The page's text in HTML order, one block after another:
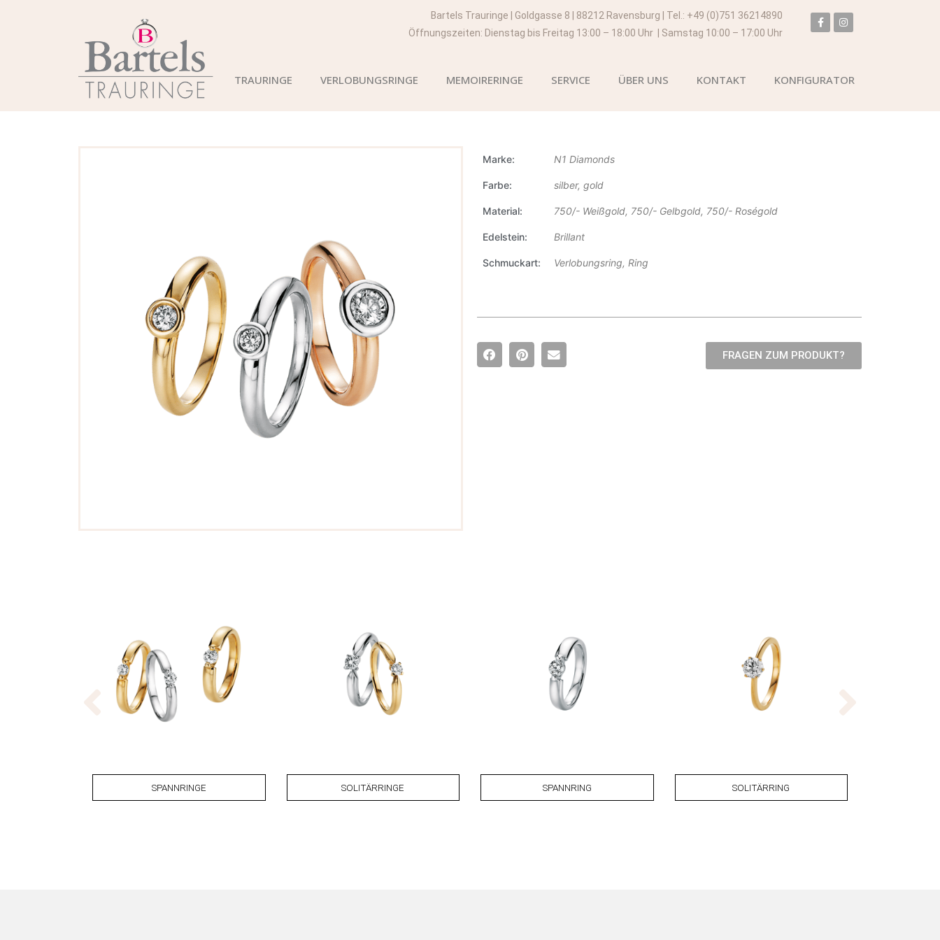
Bartels Trauringe | Goldgasse 8 | 88212 Ravensburg | Tel.: +49 (0)751 36214890
Öffnungszeiten: Dienstag bis Freitag 13:00 – 18:00 Uhr | Samstag 10:00 – 17:00 Uhr
TRAURINGE VERLOBUNGSRINGE MEMOIRERINGE SERVICE ÜBER UNS KONTAKT KONFIGURATOR
Marke N1 Diamonds
Farbe silber, gold
Material 750/- Weißgold, 750/- Gelbgold, 750/- Roségold
Edelstein Brillant
Schmuckart Verlobungsring, Ring
FRAGEN ZUM PRODUKT?
SPANNRINGE SOLITÄRRINGE SPANNRING SOLITÄRRING